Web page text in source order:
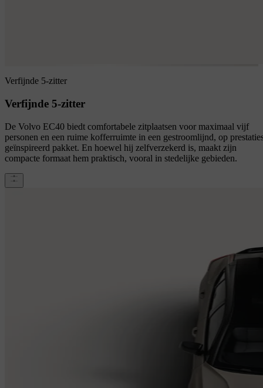
Verfijnde 5-zitter
Verfijnde 5-zitter
De Volvo EC40 biedt comfortabele zitplaatsen voor maximaal vijf
personen en een ruime kofferruimte in een gestroomlijnd, op
geïnspireerd pakket. En hoewel hij zelfverzekerd is, maakt zijn
compacte formaat hem praktisch, vooral in stedelijke gebieden.